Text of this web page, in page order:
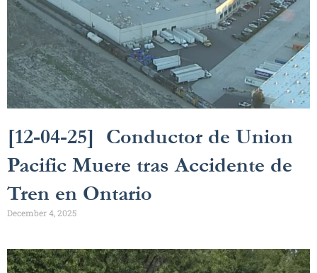
[12-04-25] Conductor de Union
Pacific Muere tras Accidente de
Tren en Ontario
December 4, 2025